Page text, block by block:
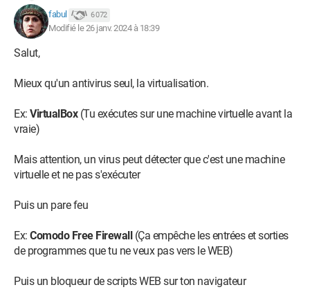
fabul 6 072
Modifié le 26 janv. 2024 à 18:39
Salut,
Mieux qu'un antivirus seul, la virtualisation.
Ex: VirtualBox(Tu exécutes sur une machine virtuelle avant la
vraie)
Mais attention, un virus peut détecter que c'est une machine
virtuelle et ne pas s'exécuter
Puis un pare feu
Ex: Comodo Free Firewall(Ça empêche les entrées et sorties
de programmes que tu ne veux pas vers le WEB)
Puis un bloqueur de scripts WEB sur ton navigateur